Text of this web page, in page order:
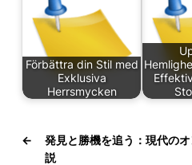
Förbättra din Stil med
Exklusiva
Herrsmycken
←
発見と勝機を追う：現代の
説